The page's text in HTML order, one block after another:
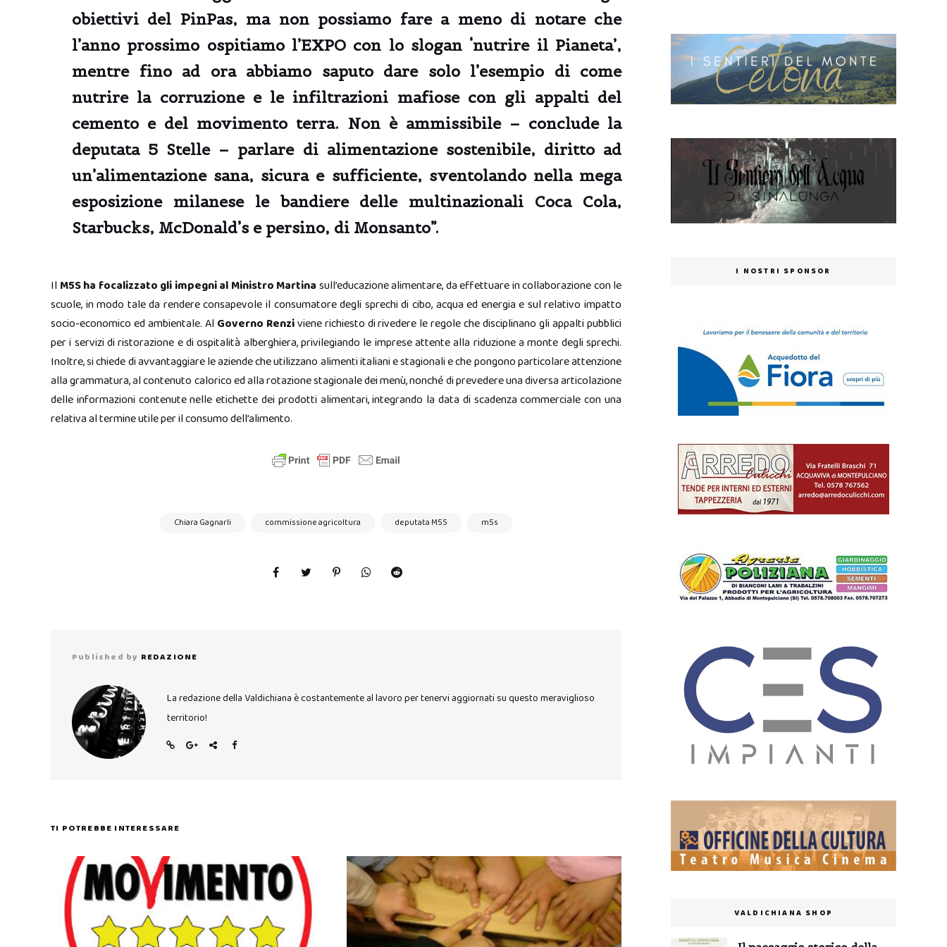
obiettivi del PinPas, ma non possiamo fare a meno di notare che
l’anno prossimo ospitiamo l’EXPO con lo slogan ‘nutrire il Pianeta’,
mentre fino ad ora abbiamo saputo dare solo l’esempio di come
nutrire la corruzione e le infiltrazioni mafiose con gli appalti del
cemento e del movimento terra. Non è ammissibile – conclude la
deputata 5 Stelle– parlare di alimentazione sostenibile, diritto ad
un’alimentazione sana, sicura e sufficiente, sventolando nella mega
esposizione milanese le bandiere delle multinazionali Coca Cola,
Starbucks, McDonald’s e persino, di Monsanto”.
Il M5S ha focalizzato gli impegni al Ministro Martina sull’educazione alimentare, da effettuare in collaborazione con le
scuole, in modo tale da rendere consapevole il consumatore degli sprechi di cibo, acqua ed energia e sul relativo impatto
socio-economico ed ambientale. Al Governo Renziviene richiesto di rivedere le regole che disciplinano gli appalti pubblici
per i servizi di ristorazione e di ospitalità alberghiera, privilegiando le imprese attente alla riduzione a monte degli sprechi.
Inoltre, si chiede di avvantaggiare le aziende che utilizzano alimenti italiani e stagionali e che pongono particolare attenzione
alla grammatura, al contenuto calorico ed alla rotazione stagionale dei menù, nonché di prevedere una diversa articolazione
delle informazioni contenute nelle etichette dei prodotti alimentari, integrando la data di scadenza commerciale con una
relativa al termine utile per il consumo dell’alimento.
Chiara Gagnarli commissione agricoltura deputata M5S m5s
Published by REDAZIONE
La redazione della Valdichiana è costantemente al lavoro per tenervi aggiornati su questo meraviglioso
territorio!
TI POTREBBE INTERESSARE
I NOSTRI SPONSOR
VALDICHIANA SHOP